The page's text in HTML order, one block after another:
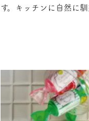
す。キッチンに自然に馴